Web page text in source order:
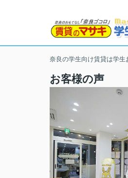
奈良の学生向け賃貸は学生
お客様の声